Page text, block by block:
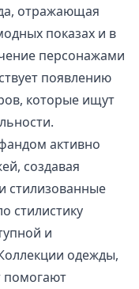
отражающая
показах и в
персонажами
появлению
которые ищут
активно
создавая
стилизованные
стилистику
и
одежды,
помогают